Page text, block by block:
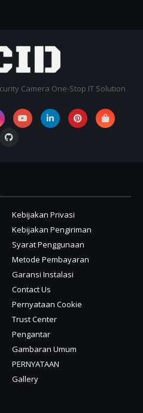
Camera One-Stop IT Solution
Kebijakan Privasi
Kebijakan Pengiriman
Syarat Penggunaan
Metode Pembayaran
Garansi Instalasi
Contact Us
Pernyataan Cookie
Trust Center
Pengantar
Gambaran Umum
PERNYATAAN
Gallery